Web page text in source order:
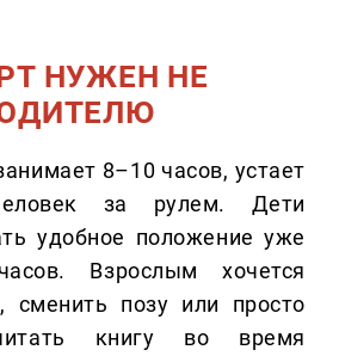
НУЖЕН НЕ
8–10 часов, устает
за рулем. Дети
удобное положение уже
Взрослым хочется
сменить позу или просто
книгу во время